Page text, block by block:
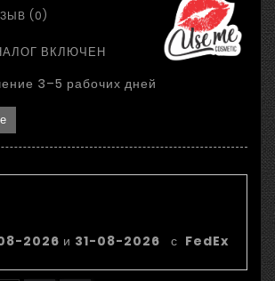
(0)
ВКЛЮЧЕН
3–5 рабочих дней
2026 и 31-08-2026 с FedEx